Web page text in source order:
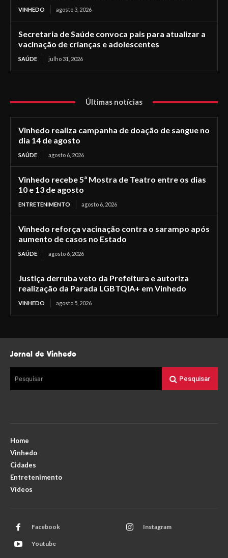
VINHEDO agosto 3, 2026
Secretaria de Saúde convoca pais para atualizar a
vacinação de crianças e adolescentes
SAÚDE julho 31, 2026
Últimas notícias
Vinhedo realiza campanha de doação de sangue no
dia 14 de agosto
SAÚDE agosto 6, 2026
Vinhedo recebe 5ª Mostra de Teatro entre os dias
10 e 13 de agosto
ENTRETENIMENTO agosto 6, 2026
Vinhedo reforça vacinação contra o sarampo após
aumento de casos no Estado
SAÚDE agosto 6, 2026
Justiça derruba veto da Prefeitura e autoriza
realização da Parada LGBTQIA+ em Vinhedo
VINHEDO agosto 5, 2026
Jornal de Vinhedo
Pesquisar Pesquisar
Home
Vinhedo
Cidades
Entretenimento
Vídeos
Facebook Instagram
Youtube